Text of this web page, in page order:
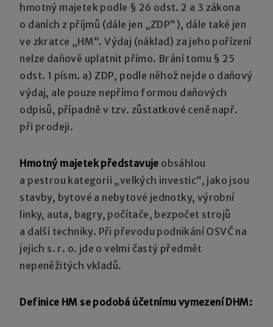
hmotný majetek podle § 26 odst. 2 a 3 zákona
o daních z příjmů (dále jen „ZDP“), dále také jen
ve zkratce „HM“. Výdaj (náklad) za jeho pořízení
nelze daňově uplatnit přímo. Brání tomu § 25
odst. 1 písm. a) ZDP, podle něhož nejde o daňový
výdaj, ale pouze nepřímo formou daňových
odpisů, případně v tzv. zůstatkové ceně např.
při prodeji.
Hmotný majetek představuje obsáhlou
a pestrou kategorii „velkých investic“, jako jsou
stavby, bytové a nebytové jednotky, výrobní
linky, auta, bagry, počítače, bezpočet strojů
a další techniky. Při převodu podnikání OSVČ na
jejich s. r. o. jde o velmi častý předmět
nepeněžitých vkladů.
Definice HM se podobá účetnímu vymezení DHM: